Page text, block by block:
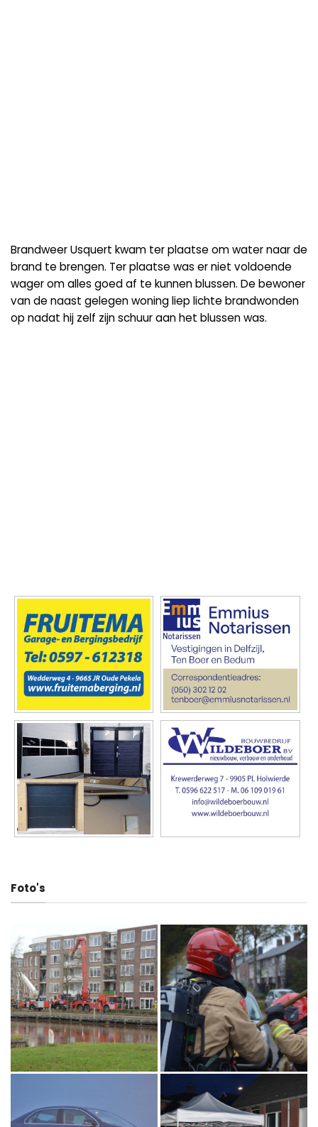
Brandweer Usquert kwam ter plaatse om water naar de
brand te brengen. Ter plaatse was er niet voldoende
wager om alles goed af te kunnen blussen. De bewoner
van de naast gelegen woning liep lichte brandwonden
op nadat hij zelf zijn schuur aan het blussen was.
Foto's